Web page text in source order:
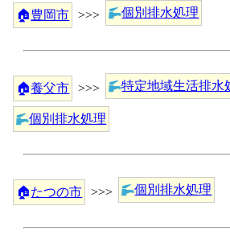
🏠豊岡市 >>> 個別排水処理
🏠養父市 >>> 特定地域生活排水
個別排水処理
🏠たつの市 >>> 個別排水処理